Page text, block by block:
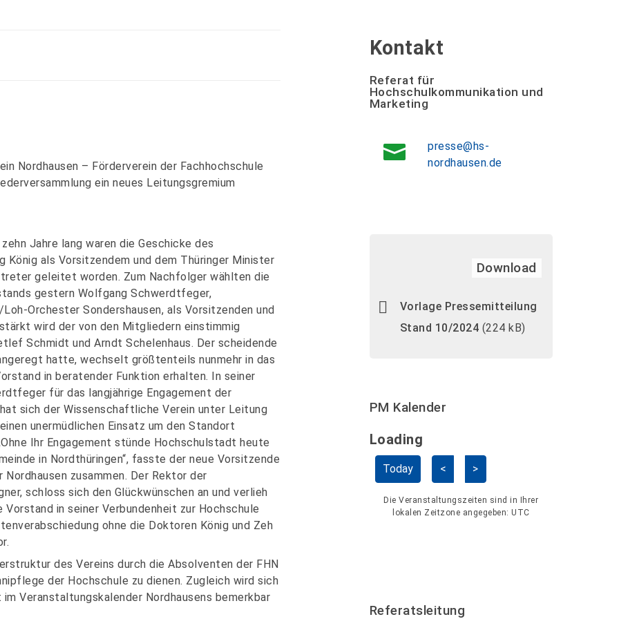
Nordhausen – Förderverein der Fachhochschule
ein neues Leitungsgremium
Jahre lang waren die Geschicke des
als Vorsitzendem und dem Thüringer Minister
geleitet worden. Zum Nachfolger wählten die
gestern Wolfgang Schwerdtfeger,
Orchester Sondershausen, als Vorsitzenden und
wird der von den Mitgliedern einstimmig
Schmidt und Arndt Schelenhaus. Der scheidende
hatte, wechselt größtenteils nunmehr in das
in beratender Funktion erhalten. In seiner
für das langjährige Engagement der
sich der Wissenschaftliche Verein unter Leitung
unermüdlichen Einsatz um den Standort
Ihr Engagement stünde Hochschulstadt heute
in Nordthüringen“, fasste der neue Vorsitzende
zusammen. Der Rektor der
schloss sich den Glückwünschen an und verlieh
in seiner Verbundenheit zur Hochschule
ohne die Doktoren König und Zeh
des Vereins durch die Absolventen der FHN
der Hochschule zu dienen. Zugleich wird sich
Veranstaltungskalender Nordhausens bemerkbar
Kontakt
Referat für
Hochschulkommunikation und
Marketing
presse@hs-
nordhausen.de
Download
Vorlage Pressemitteilung
Stand 10/2024 (224 kB)
PM Kalender
Kalender überspringen
Loading - current view is
Loading
Today < >
Die Veranstaltungszeiten sind in Ihrer
lokalen Zeitzone angegeben: UTC
Referatsleitung